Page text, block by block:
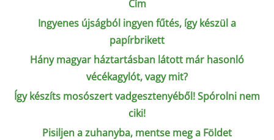
Cím
Ingyenes újságból ingyen fűtés, így készül a
papírbrikett
Hány magyar háztartásban látott már hasonló
vécékagylót, vagy mit?
Így készíts mosószert vadgesztenyéből! Spórolni nem
ciki!
Pisiljen a zuhanyba, mentse meg a Földet